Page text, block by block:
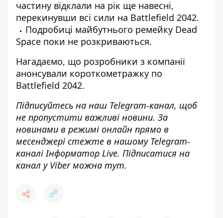
частину відклали на рік ще навесні,
перекинувши всі сили на Battlefield 2042.
Подробиці майбутнього ремейку Dead
Space поки не розкриваються.
Нагадаємо, що розробники з компанії
анонсували короткометражку по
Battlefield 2042.
Підписуйтесь на наш Telegram-канал, щоб
не пропустити важливі новини. За
новинами в режимі онлайн прямо в
месенджері стежте в нашому Telegram-
каналі Інформатор Live. Підписатися на
канал у Viber можна тут.